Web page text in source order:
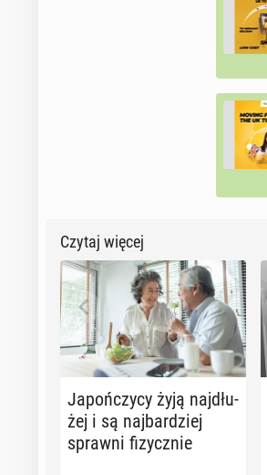
Czytaj więcej
Ja­poń­czy­cy żyją naj­dłu­
żej i są naj­bar­dziej
sprawni fi­zycz­nie